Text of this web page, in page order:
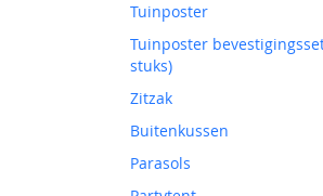
Tuinposter
Tuinposter
stuks)
Zitzak
Buitenkussen
Parasols